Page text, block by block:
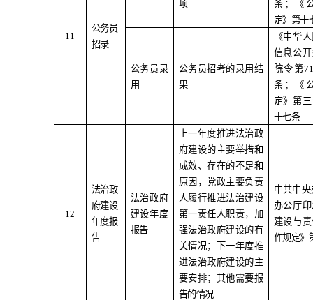
11
公务员
招录
项
条；《
定》第十
公务员录
用
公务员招考的录用结
果
《中华
信息公
院令第
条；《
定》第
十七条
1 2
法治政
府建设
年度报
告
法治政府
建设年度
报告
上一年度推进法治政
府建设的主要举措和
成效、存在的不足和
原因，党政主要负责
人履行推进法治建设
第一责任人职责，加
强法治政府建设的有
关情况；下一年度推
进法治政府建设的主
要安排；其他需要报
告的情况
中共中
办公厅
建设与
作规定》